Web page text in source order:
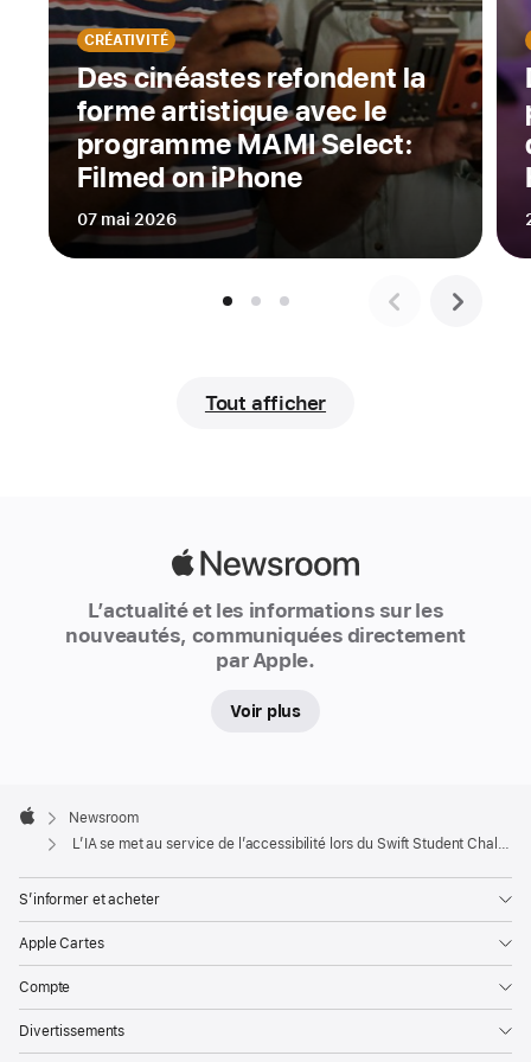
de
l’alto
sans
instrument.
Dessiner
sur
iPad
malgré
des
tremblantes.
« Distinguished Winners »
Swift Student Challenge
de
Swift Student Challenge
des
étudiants
entier
à
CRÉATIVITÉ
Des cinéastes refondent la
forme artistique avec le
programme MAMI Select:
Filmed on iPhone
07 mai 2026
Tout afficher
L’actualité et les informations sur les
nouveautés, communiquées directement
par Apple.
Voir plus
Footer

Apple
Newsroom
L’IA se met au service de l’accessibilité lors du Swift Student Challenge de cette année
S’informer et acheter
Apple Cartes
Compte
Divertissements